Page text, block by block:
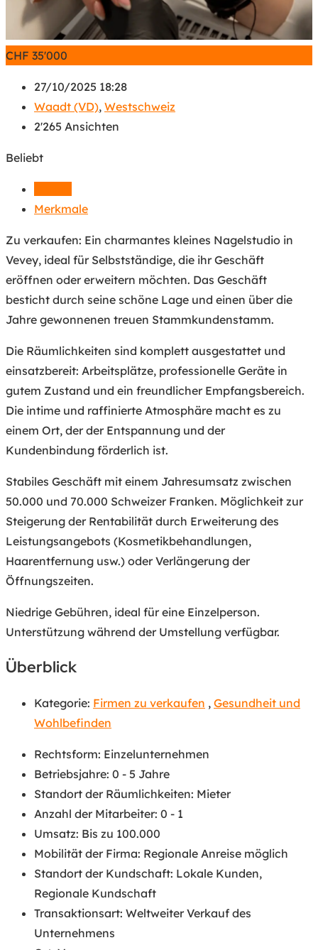
CHF 35'000
27/10/2025 18:28
Waadt (VD), Westschweiz
2'265 Ansichten
Beliebt
Merkmale
Zu verkaufen: Ein charmantes kleines Nagelstudio in
Vevey, ideal für Selbstständige, die ihr Geschäft
eröffnen oder erweitern möchten. Das Geschäft
besticht durch seine schöne Lage und einen über die
Jahre gewonnenen treuen Stammkundenstamm.
Die Räumlichkeiten sind komplett ausgestattet und
einsatzbereit: Arbeitsplätze, professionelle Geräte in
gutem Zustand und ein freundlicher Empfangsbereich.
Die intime und raffinierte Atmosphäre macht es zu
einem Ort, der der Entspannung und der
Kundenbindung förderlich ist.
Stabiles Geschäft mit einem Jahresumsatz zwischen
50.000 und 70.000 Schweizer Franken. Möglichkeit zur
Steigerung der Rentabilität durch Erweiterung des
Leistungsangebots (Kosmetikbehandlungen,
Haarentfernung usw.) oder Verlängerung der
Öffnungszeiten.
Niedrige Gebühren, ideal für eine Einzelperson.
Unterstützung während der Umstellung verfügbar.
Überblick
Kategorie: Firmen zu verkaufen , Gesundheit und
Wohlbefinden
Rechtsform: Einzelunternehmen
Betriebsjahre: 0 - 5 Jahre
Standort der Räumlichkeiten: Mieter
Anzahl der Mitarbeiter: 0 - 1
Umsatz: Bis zu 100.000
Mobilität der Firma: Regionale Anreise möglich
Standort der Kundschaft: Lokale Kunden,
Regionale Kundschaft
Transaktionsart: Weltweiter Verkauf des
Unternehmens